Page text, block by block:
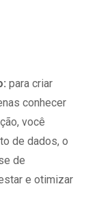
para criar
conhecer
você
de dados, o
de
e otimizar